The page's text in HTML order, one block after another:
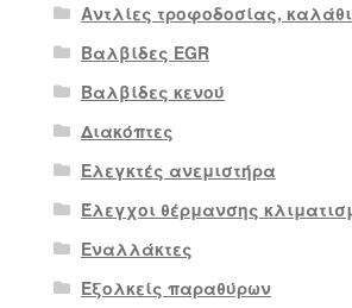
Αντλίες τροφοδοσίας,
Βαλβίδες EGR
Βαλβίδες κενού
Διακόπτες
Ελεγκτές ανεμιστήρα
Έλεγχοι θέρμανσης
Εναλλάκτες
Εξολκείς παραθύρων